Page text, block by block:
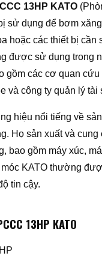
13HP KATO
sử dụng để bơm
hoặc các thiết bị cần
được sử dụng trong
gồm các cơ quan
và công ty quản lý tài
hiệu nổi tiếng về
Họ sản xuất và cung
bao gồm máy xúc,
KATO thường
tin cậy.
13HP KATO